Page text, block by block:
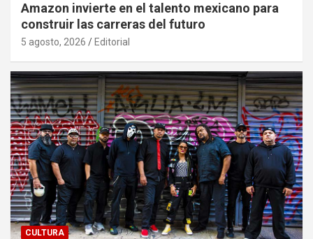
Amazon invierte en el talento mexicano para
construir las carreras del futuro
5 agosto, 2026 Editorial
CULTURA